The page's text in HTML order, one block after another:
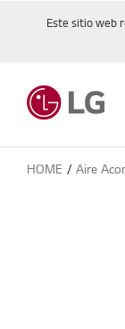
Este sitio web
HOME Aire